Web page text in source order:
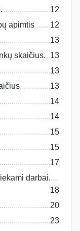
12
apimtis
12
13
skaičius.
13
13
13
14
14
15
15
17
darbai.
18
20
23